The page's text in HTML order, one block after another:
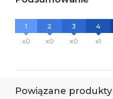
1
x0
2
x0
3
x0
4
x1
Powiązane produkty